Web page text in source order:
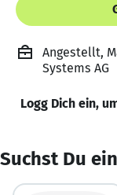
Angestellt,
Systems AG
Logg Dich ein,
Suchst Du